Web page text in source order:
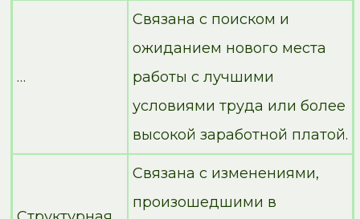
…
Связана с поиском и
ожиданием нового места
работы с лучшими
условиями труда или более
высокой заработной платой.
Связана с изменениями,
произошедшими в